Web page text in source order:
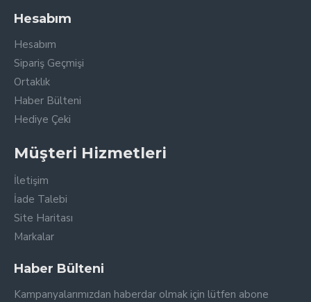
Hesabım
Hesabım
Sipariş Geçmişi
Ortaklık
Haber Bülteni
Hediye Çeki
Müşteri Hizmetleri
İletişim
İade Talebi
Site Haritası
Markalar
Haber Bülteni
Kampanyalarımızdan haberdar olmak için lütfen abone